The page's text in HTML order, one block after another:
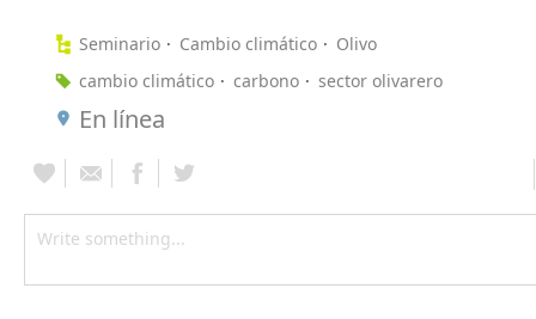
Seminario Cambio climático
Olivo
cambio climático
carbono sector olivarero
En línea